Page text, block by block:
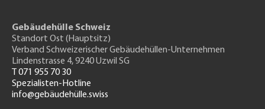
Gebäudehülle Schweiz
Standort Ost (Hauptsitz)
Verband Schweizerischer Gebäudehüllen-Unternehmen
Lindenstrasse 4, 9240 Uzwil SG
T 071 955 70 30
Spezialisten-Hotline
info@gebäudehülle.swiss